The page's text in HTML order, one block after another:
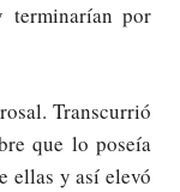
terminarían por
Transcurrió
que lo poseía
ellas y así elevó